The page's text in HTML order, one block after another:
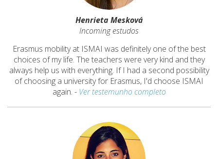
Henrieta Mesková
Incoming estudos
Erasmus mobility at ISMAI was definitely one of the best
choices of my life. The teachers were very kind and they
always help us with everything. If I had a second possibility
of choosing a university for Erasmus, I'd choose ISMAI
again. - Ver testemunho completo